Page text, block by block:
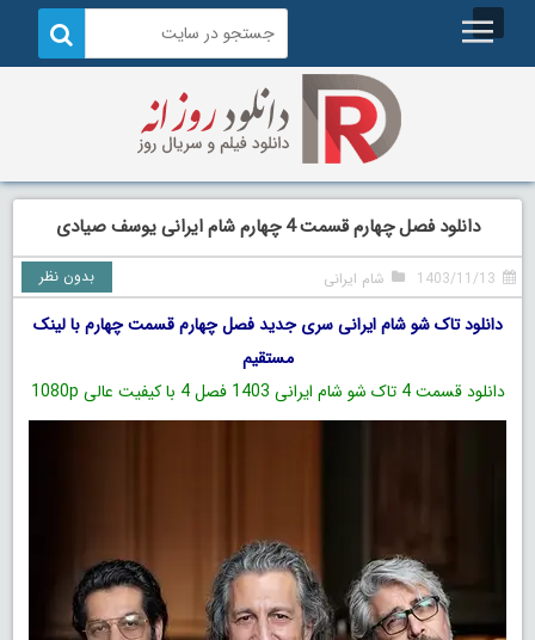
دانلود فصل چهارم قسمت 4 چهارم شام ایرانی یوسف صیادی
1403/11/13 شام ایرانی بدون نظر
دانلود تاک شو شام ایرانی سری جدید فصل چهارم قسمت چهارم با لینک
مستقیم
دانلود قسمت 4 تاک شو شام ایرانی 1403 فصل 4
با کیفیت عالی 1080p